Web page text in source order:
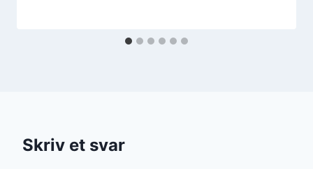
Skriv et svar